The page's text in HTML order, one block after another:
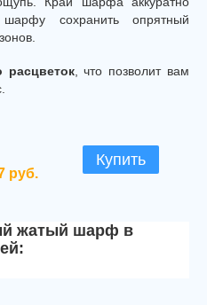
сохранить опрятный
расцветок, что позволит вам
руб.
Купить
жатый шарф в